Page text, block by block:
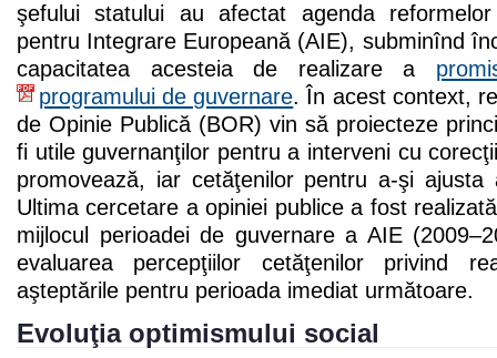
şefului statului au afectat agenda
pentru Integrare Europeană (AIE), subminînd
capacitatea acesteia de realizare a
programului de guvernare. În acest context,
de Opinie Publică (BOR) vin să proiecteze
fi utile guvernanţilor pentru a interveni cu
promovează, iar cetăţenilor pentru a-şi ajusta
Ultima cercetare a opiniei publice a fost
mijlocul perioadei de guvernare a AIE
evaluarea percepţiilor cetăţenilor privind
aşteptările pentru perioada imediat următoare.
Evoluţia optimismului social